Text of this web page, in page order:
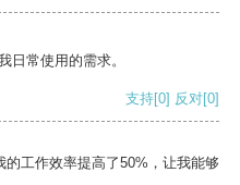
日常使用的需求。
支持[0] 反对[0]
工作效率提高了50%，让我能够